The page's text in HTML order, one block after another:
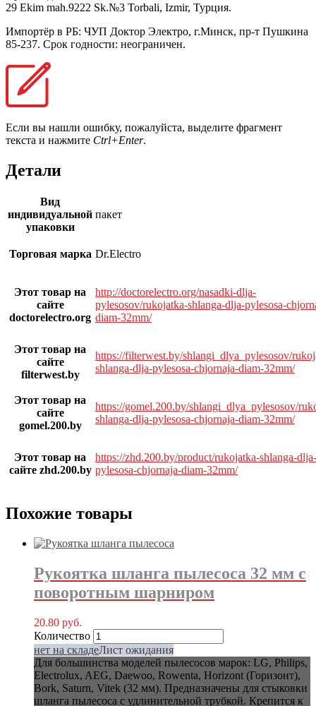
29 Ekim mah.9222 Sk.№3 Torbali, Izmir, Турция.
Импортёр в РБ: ЧУП Доктор Электро, г.Минск, пр-т Пушкина
85-237. Срок годности: неограничен.
Если вы нашли ошибку, пожалуйста, выделите фрагмент
текста и нажмите Ctrl+Enter.
Детали
Вид
индивидуальной
упаковки
пакет
Торговая марка Dr.Electro
Этот товар на
сайте
doctorelectro.org
http://doctorelectro.org/nasadki-dlja-
pylesosov/rukojatka-shlanga-dlja-pylesosa-
diam-32mm/
Этот товар на
сайте
filterwest.by
https://filterwest.by/shlangi_dlya_pylesosov/
shlanga-dlja-pylesosa-chjornaja-diam-32mm/
Этот товар на
сайте
gomel.200.by
https://gomel.200.by/shlangi_dlya_pylesosov/
shlanga-dlja-pylesosa-chjornaja-diam-32mm/
Этот товар на
сайте zhd.200.by
https://zhd.200.by/product/rukojatka-shlanga-dlja-
pylesosa-chjornaja-diam-32mm/
Похожие товары
Рукоятка шланга пылесоса 32 мм с
поворотным шарниром
20.80 руб.
Количество
нет на складеЛист ожидания
Для большинства моделей пылесосов марок: LG, Philips,
Electrolux, AEG, Daewoo, Rowenta, Horizont (Горизонт),
Bork, Saturn, Vitek (32 мм). Предназначены для стыковки
шланга пылесоса с удлинительной трубкой. Крепится к